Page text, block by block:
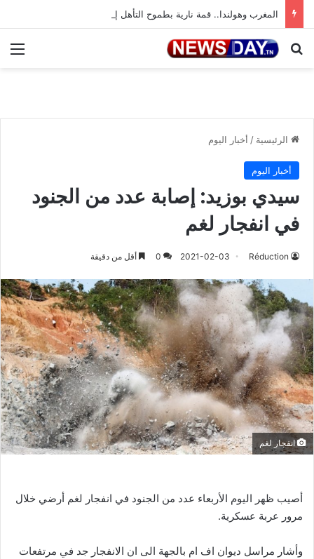
المغرب وهولندا.. قمة نارية بطموح التأهل إلى ثمن النهائي
بحث عن
الرئيسية / أخبار اليوم
أخبار اليوم
سيدي بوزيد: إصابة عدد من الجنود
في انفجار لغم
Réduction
2021-02-03
0 أقل من دقيقة
انفجار لغم
أصيب ظهر اليوم الأربعاء عدد من الجنود في انفجار لغم أرضي خلال
مرور عربة عسكرية.
وأشار مراسل ديوان اف ام بالجهة الى ان الانفجار جد في مرتفعات